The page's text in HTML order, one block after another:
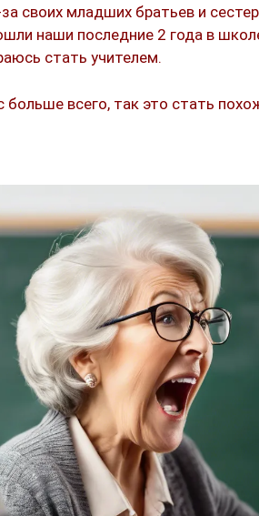
своих младших братьев и
наши последние 2 года в
стать учителем.
больше всего, так это стать